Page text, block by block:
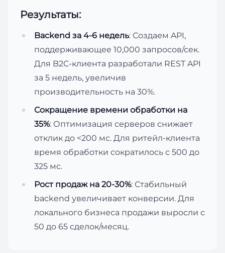
Результаты:
Backend за 4-6 недель: Создаем API,
поддерживающее 10,000 запросов/сек.
Для B2C-клиента разработали REST API
за 5 недель, увеличив
производительность на 30%.
Сокращение времени обработки на
35%: Оптимизация серверов снижает
отклик до <200 мс. Для ритейл-клиента
время обработки сократилось с 500 до
325 мс.
Рост продаж на 20-30%: Стабильный
backend увеличивает конверсии. Для
локального бизнеса продажи выросли с
50 до 65 сделок/месяц.